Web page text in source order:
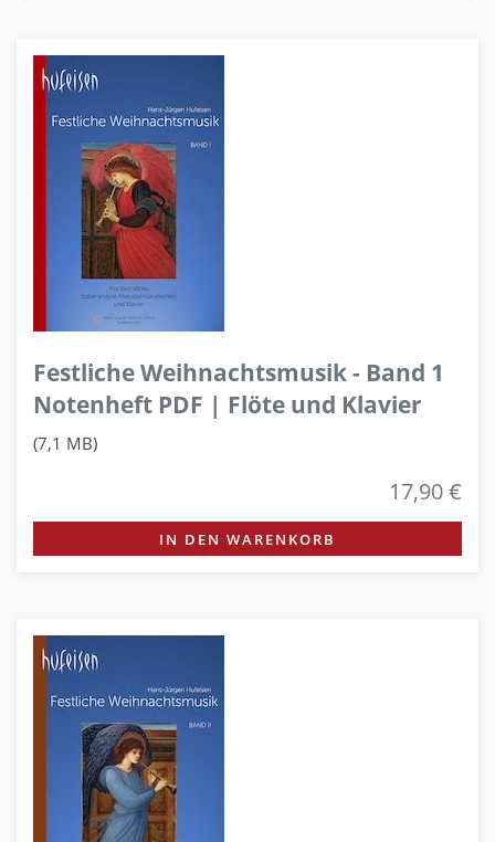
Festliche Weihnachtsmusik - Band 1
Notenheft PDF | Flöte und Klavier
(7,1 MB)
17,90 €
IN DEN WARENKORB